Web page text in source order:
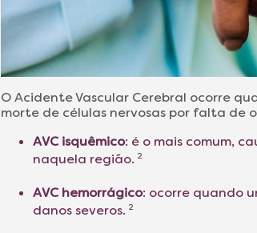
O Acidente Vascular Cerebral ocorre
morte de células nervosas por falta de
AVC isquêmico: é o mais comum,
naquela região. 2
AVC hemorrágico: ocorre quando
danos severos. 2